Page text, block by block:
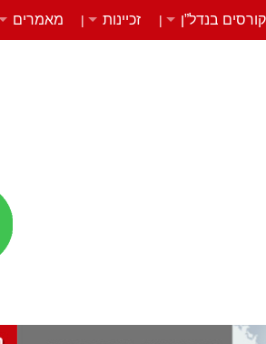
קורסים בנדל”ן | זכיינות | מאמרים